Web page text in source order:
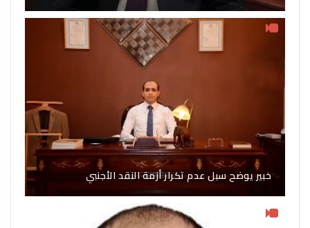
خبير يوضح سبل عدم تكرار أزمة النقد الأجنبي